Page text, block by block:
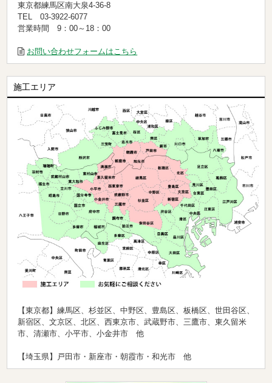
東京都練馬区南大泉4-36-8
TEL 03-3922-6077
営業時間 9：00～18：00
お問い合わせフォームはこちら
施工エリア
【東京都】練馬区、杉並区、中野区、豊島区、板橋区、世田谷区、
新宿区、文京区、北区、西東京市、武蔵野市、三鷹市、東久留米
市、清瀬市、小平市、小金井市 他
【埼玉県】戸田市・新座市・朝霞市・和光市 他